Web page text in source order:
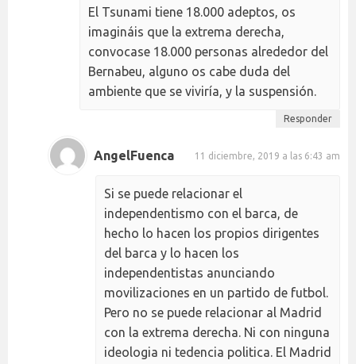
El Tsunami tiene 18.000 adeptos, os
imagináis que la extrema derecha,
convocase 18.000 personas alrededor del
Bernabeu, alguno os cabe duda del
ambiente que se viviría, y la suspensión.
Responder
AngelFuenca 11 diciembre, 2019 a las 6:43 am
Si se puede relacionar el
independentismo con el barca, de
hecho lo hacen los propios dirigentes
del barca y lo hacen los
independentistas anunciando
movilizaciones en un partido de futbol.
Pero no se puede relacionar al Madrid
con la extrema derecha. Ni con ninguna
ideologia ni tedencia politica. El Madrid